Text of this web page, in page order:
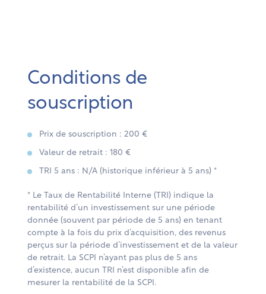
Conditions de
souscription
Prix de souscription : 200 €
Valeur de retrait : 180 €
TRI 5 ans : N/A (historique inférieur à 5 ans) *
* Le Taux de Rentabilité Interne (TRI) indique la
rentabilité d’un investissement sur une période
donnée (souvent par période de 5 ans) en tenant
compte à la fois du prix d’acquisition, des revenus
perçus sur la période d’investissement et de la valeur
de retrait. La SCPI n’ayant pas plus de 5 ans
d’existence, aucun TRI n’est disponible afin de
mesurer la rentabilité de la SCPI.